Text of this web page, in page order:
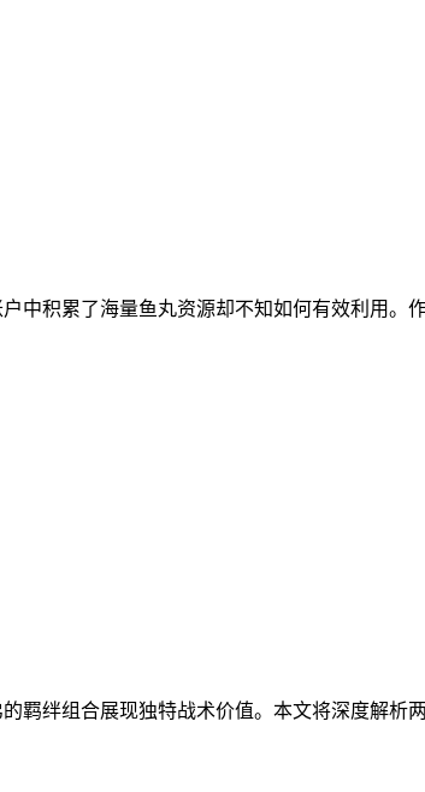
中积累了海量鱼丸资源却不知如何有效利用。
羁绊组合展现独特战术价值。本文将深度解析